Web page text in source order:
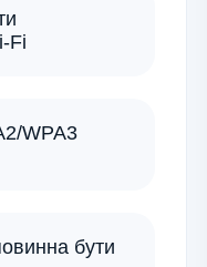
Fi
WPA3
бути